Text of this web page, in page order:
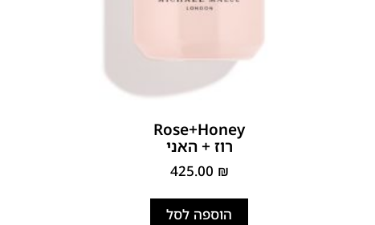
Rose+Honey
רוז + האני
425.00 ₪
הוספה לסל